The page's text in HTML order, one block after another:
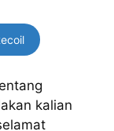
kalian